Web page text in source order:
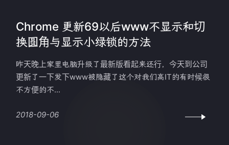
Chrome 更新69以后www不显示和切
换圆角与显示小绿锁的方法
昨天晚上家里电脑升级了最新版看起来还行，今天到公司
更新了一下发下www被隐藏了这个对我们高IT的有时候很
不方便的不...
2018-09-06